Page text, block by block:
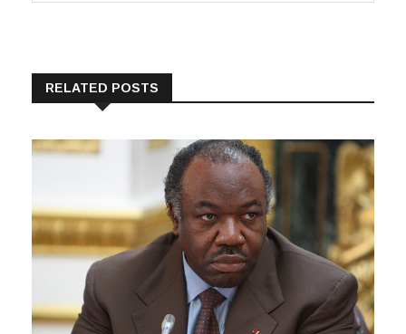
RELATED POSTS